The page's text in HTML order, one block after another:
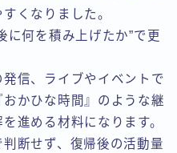
くなりました。
に何を積み上げたか”で更
信、ライブやイベントで
かひな時間』のような継
進める材料になります。
断せず、復帰後の活動量